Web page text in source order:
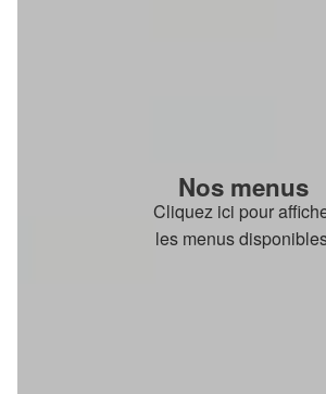
Nos menus
Cliquez ici pour
les menus